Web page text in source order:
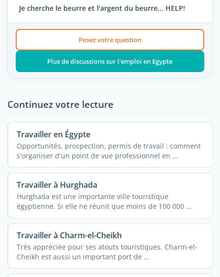
Je cherche le beurre et l'argent du beurre... HELP!
Posez votre question
Plus de discussions sur l'emploi en Egypte
Continuez votre lecture
Travailler en Égypte
Opportunités, prospection, permis de travail : comment
s'organiser d'un point de vue professionnel en ...
Travailler à Hurghada
Hurghada est une importante ville touristique
égyptienne. Si elle ne réunit que moins de 100 000 ...
Travailler à Charm-el-Cheikh
Très appréciée pour ses atouts touristiques. Charm-el-
Cheikh est aussi un important port de ...